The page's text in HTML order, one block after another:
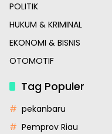
POLITIK
HUKUM & KRIMINAL
EKONOMI & BISNIS
OTOMOTIF
Tag Populer
pekanbaru
Pemprov Riau